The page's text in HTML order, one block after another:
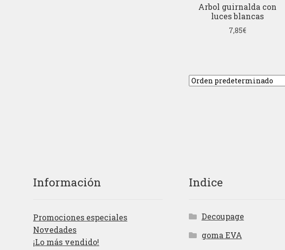
Arbol guirnalda con
luces blancas
7,85€
Información
Promociones especiales
Novedades
¡Lo más vendido!
Indice
Decoupage
goma EVA